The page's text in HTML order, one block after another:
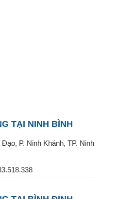
TẠI NINH BÌNH
P. Ninh Khánh, TP. Ninh